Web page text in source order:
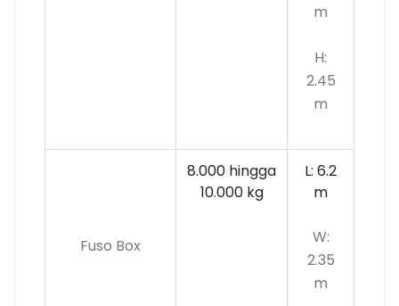
m
H:
2.45
m
Fuso Box
8.000 hingga
10.000 kg
L: 6.2
m
W:
2.35
m